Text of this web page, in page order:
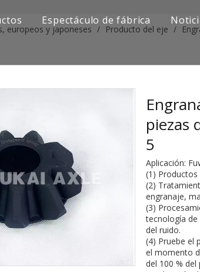
de camiones SAIC-lveco Hongyan
de camiones FAW Jiefang
de camiones Dongfeng
de camiones europea y japonesa
de repuesto para maquinaria de
Espectáculo de fábrica
europeos y japoneses / Producto del eje /
piezas
5
Aplicación:
(1)
(2)
engranaje,
(3)
tecnología
del ruido.
(4) Pruebe el
el momento
del 100 %